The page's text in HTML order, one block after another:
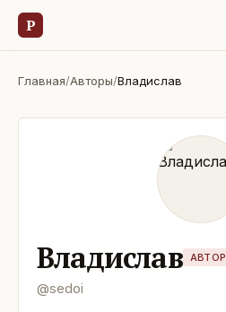
Р
Главная/Авторы/Владислав
Владислав АВТОР
@sedoi